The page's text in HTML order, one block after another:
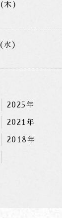
木)
水)
2025年
2021年
2018年